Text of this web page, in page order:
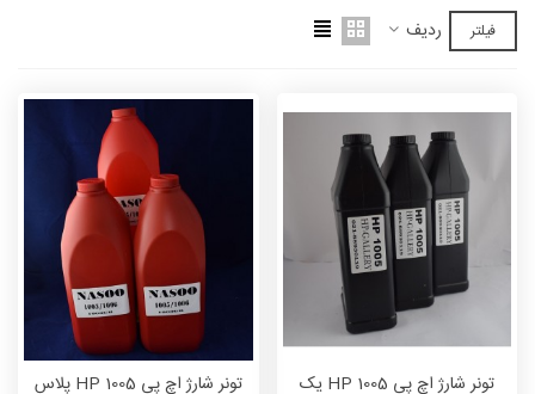
فیلتر ردیف
تونر شارژ اچ پی HP 1005 یک
تونر شارژ اچ پی HP 1005 پلاس